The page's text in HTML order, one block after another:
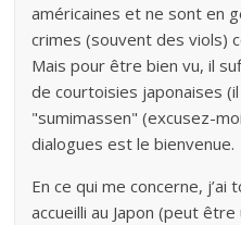
américaines et ne sont en
crimes (souvent des viols)
Mais pour être bien vu, il
de courtoisies japonaises
"sumimassen" (excusez-
dialogues est le bienvenue.
En ce qui me concerne,
accueilli au Japon (peut